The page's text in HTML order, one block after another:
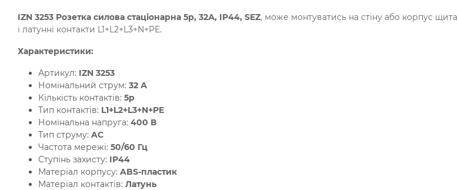
IZN 3253 Розетка силова стаціонарна 5р, 32А, IP44, SEZ​, може монтуватись на стіну або корпус
і латунні контакти L1+L2+L3+N+PE.
Характеристики:
Артикул: IZN 3253
Номінальний струм: 32 А
Кількість контактів: 5p
Тип контактів: L1+L2+L3+N+PE
Номінальна напруга: 400 В
Тип струму: AC
Частота мережі: 50/60 Гц
Ступінь захисту: IP44
Матеріал корпусу: ABS-пластик
Матеріал контактів: Латунь